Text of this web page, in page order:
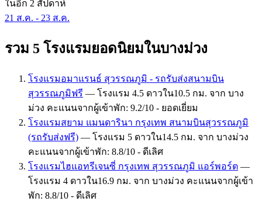
ในอีก 2 สัปดาห์
21 ส.ค. - 23 ส.ค.
รวม 5 โรงแรมยอดนิยมในบางม่วง
โรงแรมอมาแรนธ์ สุวรรณภูมิ - รถรับส่งสนามบิน
สุวรรณภูมิฟรี — โรงแรม 4.5 ดาวใน10.5 กม. จาก บาง
ม่วง คะแนนจากผู้เข้าพัก: 9.2/10 - ยอดเยี่ยม
โรงแรมสยาม แมนดารินา กรุงเทพ สนามบินสุวรรณภูมิ
(รถรับส่งฟรี) — โรงแรม 5 ดาวใน14.5 กม. จาก บางม่วง
คะแนนจากผู้เข้าพัก: 8.8/10 - ดีเลิศ
โรงแรมไฮแอทรีเจนซี่ กรุงเทพ สุวรรณภูมิ แอร์พอร์ต —
โรงแรม 4 ดาวใน16.9 กม. จาก บางม่วง คะแนนจากผู้เข้า
พัก: 8.8/10 - ดีเลิศ